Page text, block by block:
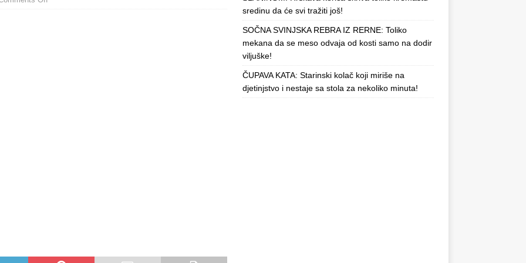
sredinu da će svi tražiti još!
SOČNA SVINJSKA REBRA IZ RERNE: Toliko
mekana da se meso odvaja od kosti samo na dodir
viljuške!
ČUPAVA KATA: Starinski kolač koji miriše na
djetinjstvo i nestaje sa stola za nekoliko minuta!